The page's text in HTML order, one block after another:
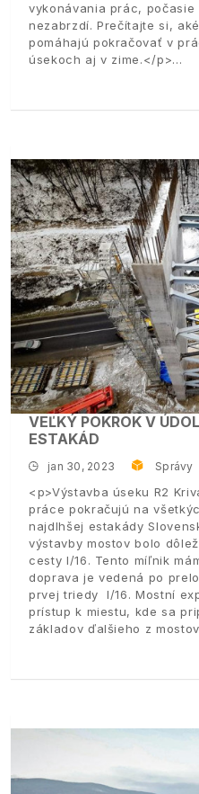
vykonávania prác,
nezabrzdí. Prečítajte si,
pomáhajú pokračovať v
úsekoch aj v zime.</p>
VEĽKÝ POKROK V
ESTAKÁD
jan 30, 2023 Správy
<p>Výstavba úseku R2
práce pokračujú na
najdlhšej estakády
výstavby mostov bolo
cesty I/16. Tento míľnik
doprava je vedená po
prvej triedy I/16. Mostní
prístup k miestu, kde sa
základov ďalšieho z